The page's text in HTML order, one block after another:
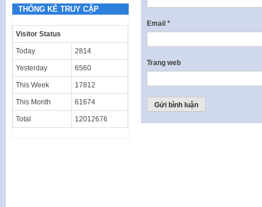
Email *
Trang web
THỐNG KÊ TRUY CẬP
Visitor Status
Today 2814
Yesterday 6560
This Week 17812
This Month 61674
Total 12012676